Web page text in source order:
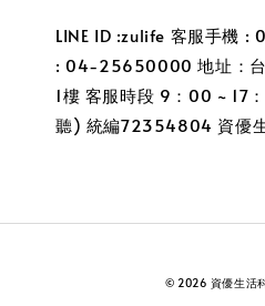
LINE ID :zulife 客服手機
: 04-25650000 地址：台
1樓 客服時段 9：00 ~ 17
聽) 統編72354804 資優
© 2026 資優生活